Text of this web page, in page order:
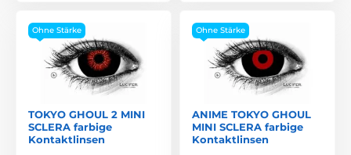
Ohne Stärke
TOKYO GHOUL 2 MINI
SCLERA farbige
Kontaktlinsen
Ohne Stärke
ANIME TOKYO GHOUL
MINI SCLERA farbige
Kontaktlinsen